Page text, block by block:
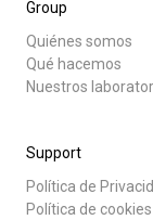
Group
Quiénes somos
Qué hacemos
Nuestros
Support
Política de
Política de cookies